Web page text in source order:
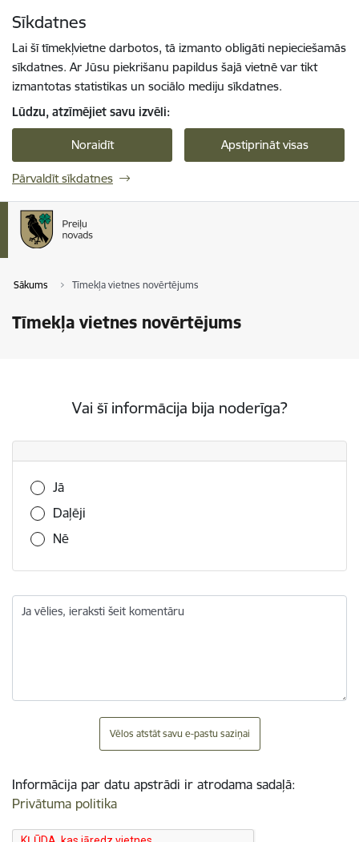
Sīkdatnes
Lai šī tīmekļvietne darbotos, tā izmanto obligāti nepieciešamās
sīkdatnes. Ar Jūsu piekrišanu papildus šajā vietnē var tikt
izmantotas statistikas un sociālo mediju sīkdatnes.
Lūdzu, atzīmējiet savu izvēli:
Noraidīt Apstiprināt visas
Pārvaldīt sīkdatnes
Sākums Tīmekļa vietnes novērtējums
Tīmekļa vietnes novērtējums
Vai šī informācija bija noderīga?
Vai šī informācija bija noderīga?
Jā
Daļēji
Nē
Ja vēlies, ieraksti šeit komentāru
Vēlos atstāt savu e-pastu saziņai
Informācija par datu apstrādi ir atrodama sadaļā:
Privātuma politika